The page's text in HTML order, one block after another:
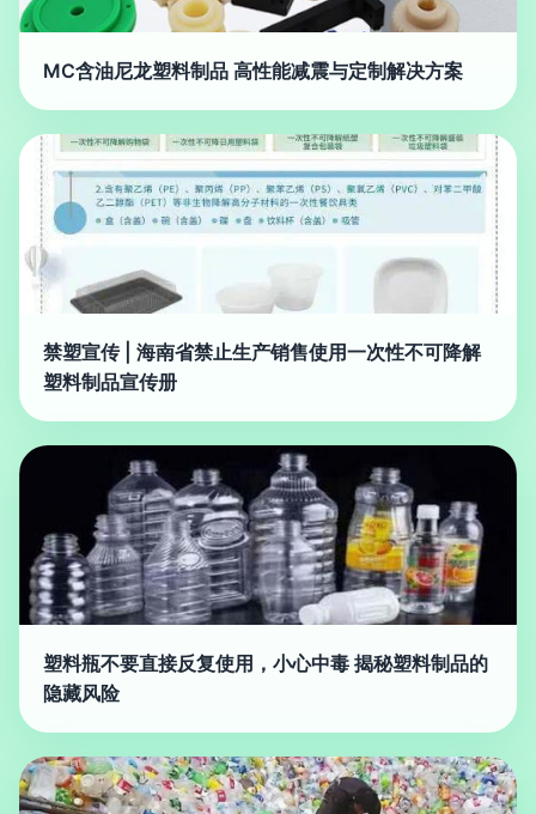
MC含油尼龙塑料制品 高性能减震与定制解决方案
禁塑宣传 | 海南省禁止生产销售使用一次性不可降解
塑料制品宣传册
塑料瓶不要直接反复使用，小心中毒 揭秘塑料制品的
隐藏风险